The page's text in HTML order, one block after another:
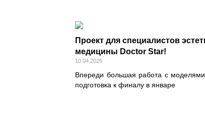
Проект для специалистов
медицины Doctor Star!
10.04.2026
Впереди большая работа с
подготовка к финалу в январе